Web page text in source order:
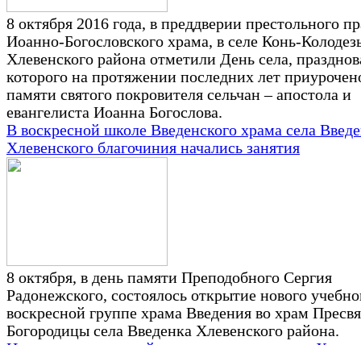
8 октября 2016 года, в преддверии престольного
Иоанно-Богословского храма, в селе Конь-
Хлевенского района отметили День села,
которого на протяжении последних лет
памяти святого покровителя сельчан – апостола и
евангелиста Иоанна Богослова.
В воскресной школе Введенского храма села
Хлевенского благочиния начались занятия
8 октября, в день памяти Преподобного Сергия
Радонежского, состоялось открытие нового
воскресной группе храма Введения во храм
Богородицы села Введенка Хлевенского района.